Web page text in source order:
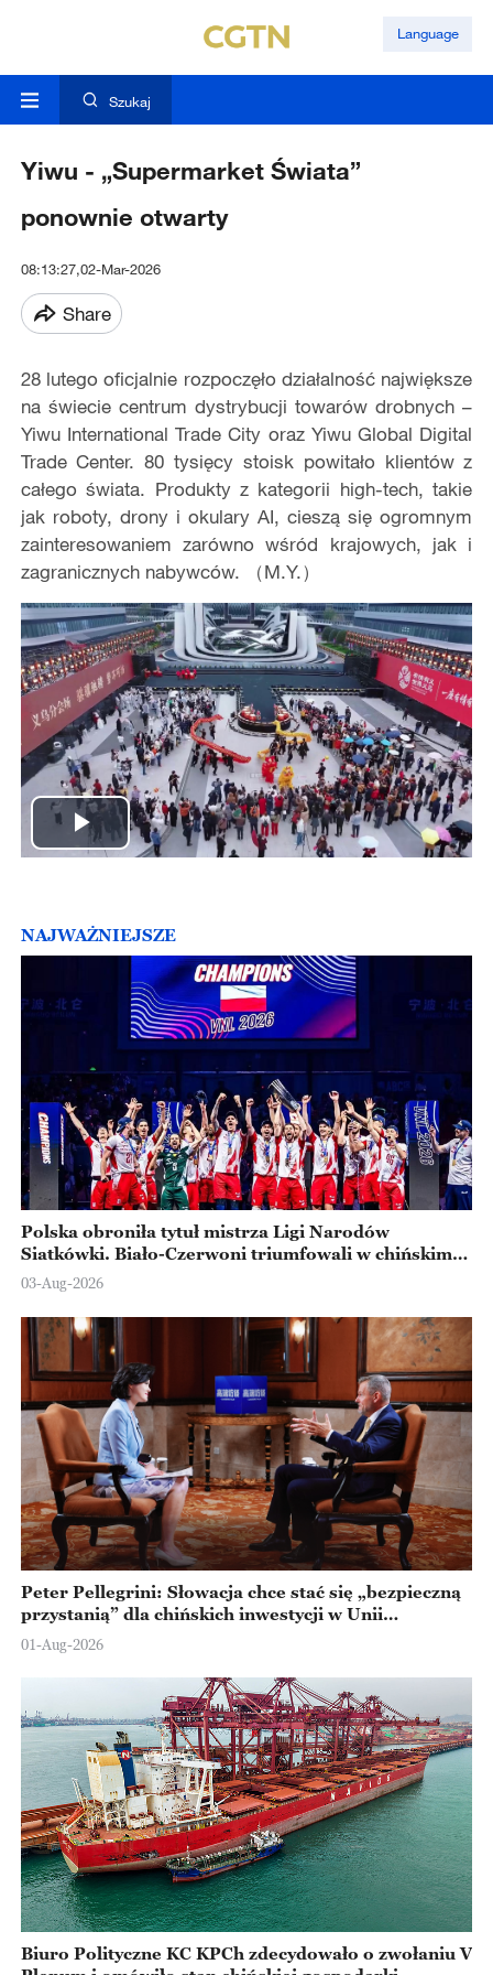
Language
Szukaj
Yiwu - „Supermarket Świata”
ponownie otwarty
08:13:27,02-Mar-2026
Share
28 lutego oficjalnie rozpoczęło działalność największe
na świecie centrum dystrybucji towarów drobnych –
Yiwu International Trade City oraz Yiwu Global Digital
Trade Center. 80 tysięcy stoisk powitało klientów z
całego świata. Produkty z kategorii high-tech, takie
jak roboty, drony i okulary AI, cieszą się ogromnym
zainteresowaniem zarówno wśród krajowych, jak i
zagranicznych nabywców. （M.Y.）
Play
NAJWAŻNIEJSZE
Polska obroniła tytuł mistrza Ligi Narodów
Siatkówki. Biało-Czerwoni triumfowali w chińskim
Ningbo
03-Aug-2026
Peter Pellegrini: Słowacja chce stać się „bezpieczną
przystanią” dla chińskich inwestycji w Unii
Europejskiej
01-Aug-2026
Biuro Polityczne KC KPCh zdecydowało o zwołaniu V